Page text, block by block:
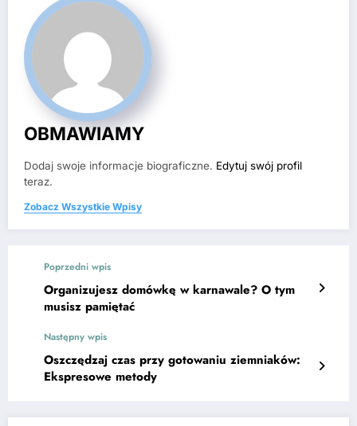
OBMAWIAMY
Dodaj swoje informacje biograficzne. Edytuj swój profil
teraz.
Zobacz Wszystkie Wpisy
Poprzedni wpis
Organizujesz domówkę w karnawale? O tym
musisz pamiętać
Następny wpis
Oszczędzaj czas przy gotowaniu ziemniaków:
Ekspresowe metody